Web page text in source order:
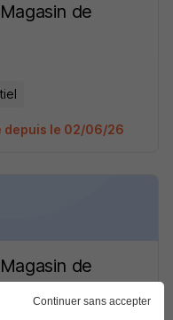
de
depuis le 02/06/26
de
Continuer sans accepter